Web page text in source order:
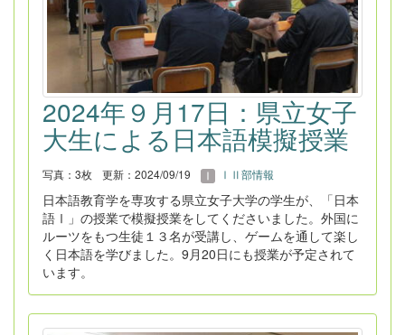
2024年９月17日：県立女子
大生による日本語模擬授業
写真：3枚 更新：2024/09/19 ⅠⅡ部情報
日本語教育学を専攻する県立女子大学の学生が、「日本
語Ⅰ」の授業で模擬授業をしてくださいました。外国に
ルーツをもつ生徒１３名が受講し、ゲームを通して楽し
く日本語を学びました。9月20日にも授業が予定されて
います。